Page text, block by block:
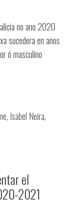
no ano 2020
sucedera en anos
ó masculino
, Isabel Neira,
el
2021